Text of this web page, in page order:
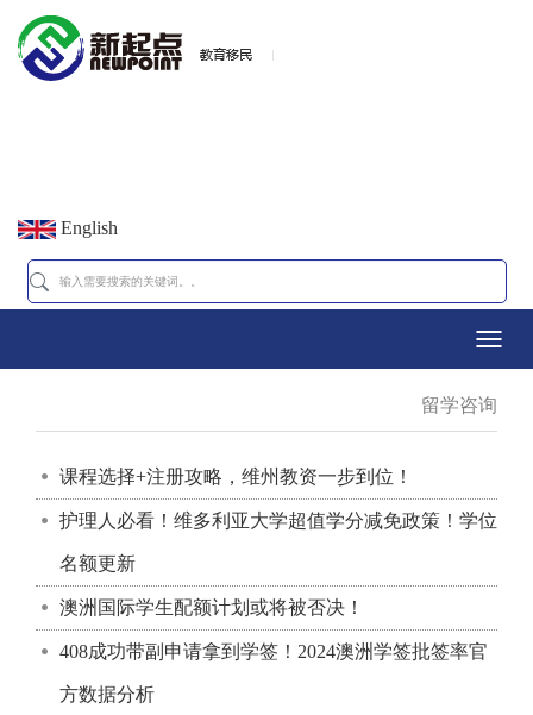
English
留学咨询
课程选择+注册攻略，维州教资一步到位！
护理人必看！维多利亚大学超值学分减免政策！学位
名额更新
澳洲国际学生配额计划或将被否决！
408成功带副申请拿到学签！2024澳洲学签批签率官
方数据分析